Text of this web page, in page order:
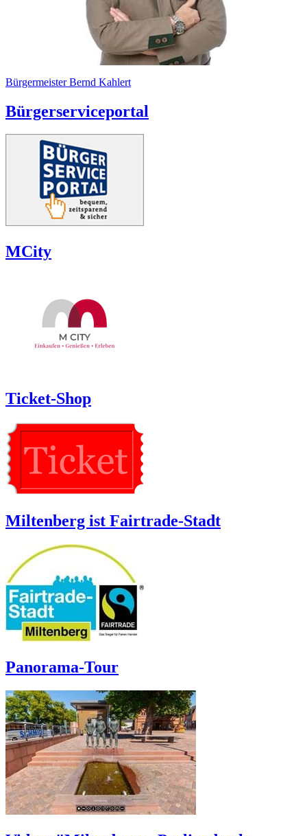
Bürgermeister Bernd Kahlert
Bürgerserviceportal
MCity
Ticket-Shop
Miltenberg ist Fairtrade-Stadt
Panorama-Tour